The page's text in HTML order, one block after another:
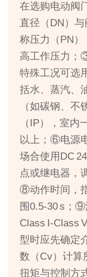
在选购电动阀
直径（DN）
称压力（PN）
高工作压力；
特殊工况可选
括水、蒸汽、
（如碳钢、
（IP），室
以上；⑥电源
场合使用DC
点或继电器，
⑧动作时间，
围0.5‑30 s；
Class Ⅰ‑Class
型时应先确定
数（Cv）计算
扭矩与控制方